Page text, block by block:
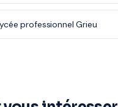
professionnel Grieu